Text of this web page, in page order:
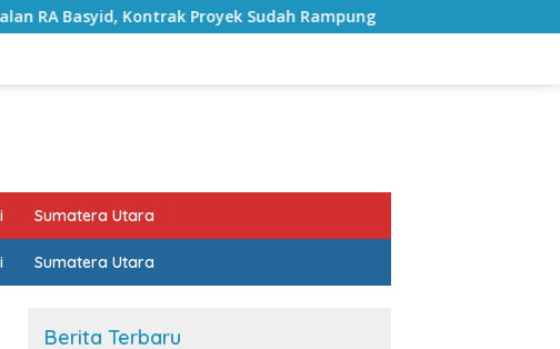
Kontrak Proyek Sudah Rampung Bulan Kemerdekaan,
Sumatera Utara
Sumatera Utara
Berita Terbaru